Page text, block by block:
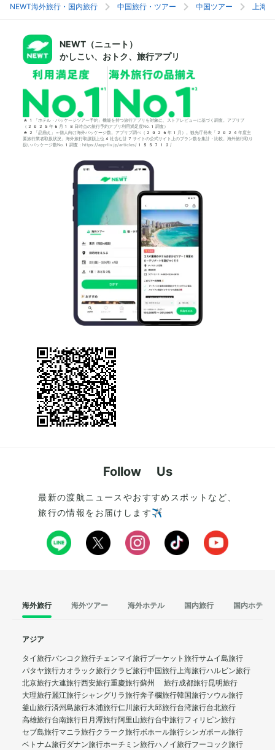
NEWT海外旅行・国内旅行 中国旅行・ツアー 中国ツアー 上海
NEWT（ニュート）
かしこい、おトク、旅行アプリ
*1「ホテル・パッケージツアー予約」機能を持つ旅行アプリを対象に、ストアレビューに基づく調査。アプリブ
（2025年6月18日時点の旅行予約アプリ利用満足度No.1調査）
*2「品揃え」＝個人向け海外パッケージ数。アプリブ調べ（2026年1月）。観光庁発表「2024年度主
要旅行業者取扱状況」海外旅行取扱額上位4社含む計7サイトの公式サイト上のプラン数を集計・比較。海外旅行取り
扱いパッケージ数No.1調査：https://app-liv.jp/articles/155712/
Follow Us
最新の渡航ニュースやおすすめスポットなど、
旅行の情報をお届けします✈️
海外旅行 海外ツアー 海外ホテル 国内旅行 国内ホテル
アジア
タイ旅行バンコク旅行チェンマイ旅行プーケット旅行サムイ島旅行
パタヤ旅行カオラック旅行クラビ旅行中国旅行上海旅行ハルビン旅行
北京旅行大連旅行西安旅行重慶旅行蘇州 旅行成都旅行昆明旅行
大理旅行麗江旅行シャングリラ旅行奔子欄旅行韓国旅行ソウル旅行
釜山旅行済州島旅行木浦旅行仁川旅行大邱旅行台湾旅行台北旅行
高雄旅行台南旅行日月潭旅行阿里山旅行台中旅行フィリピン旅行
セブ島旅行マニラ旅行クラーク旅行ボホール旅行シンガポール旅行
ベトナム旅行ダナン旅行ホーチミン旅行ハノイ旅行フーコック旅行